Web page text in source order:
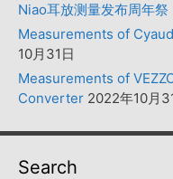
Niao耳放测量发布周年祭
Measurements of
10月31日
Measurements of
Converter 2022年10月
Search